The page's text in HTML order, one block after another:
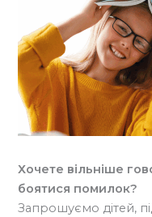
Хочете вільніше
боятися помилок?
Запрошуємо дітей,